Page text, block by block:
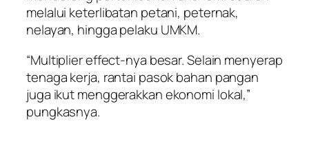
melalui keterlibatan petani, peternak,
nelayan, hingga pelaku UMKM.
“Multiplier effect-nya besar. Selain menyerap
tenaga kerja, rantai pasok bahan pangan
juga ikut menggerakkan ekonomi lokal,”
pungkasnya.